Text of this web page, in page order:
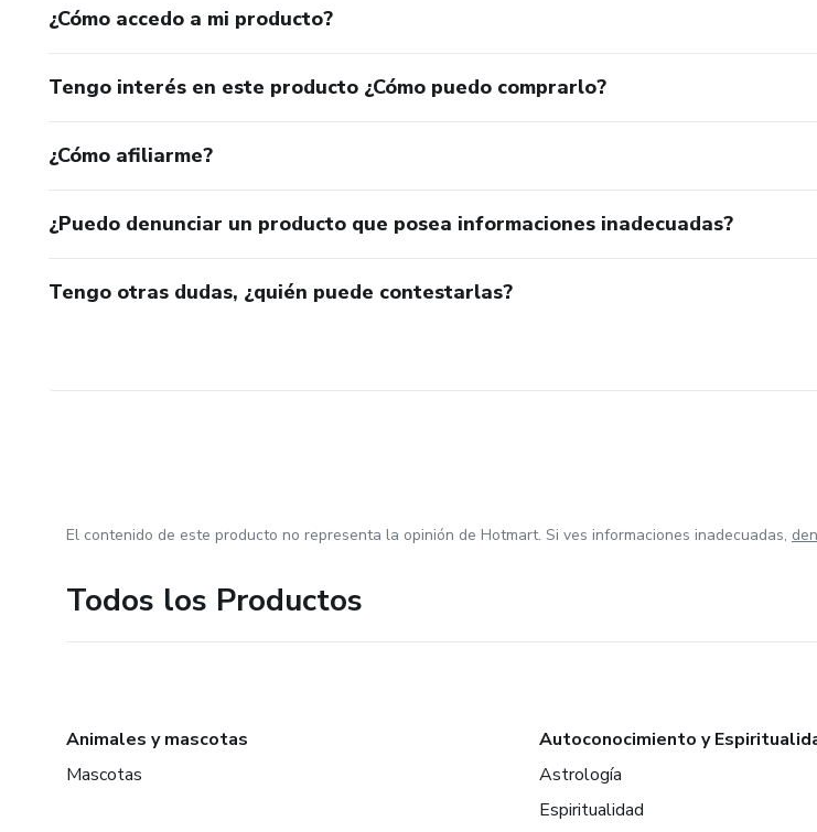
¿Cómo accedo a mi producto?
Tengo interés en este producto ¿Cómo puedo comprarlo?
¿Cómo afiliarme?
¿Puedo denunciar un producto que posea informaciones inadecuadas?
Tengo otras dudas, ¿quién puede contestarlas?
El contenido de este producto no representa la opinión de Hotmart. Si ves informaciones inadecuadas,
Todos los Productos
Animales y mascotas
Mascotas
Autoconocimiento y
Astrología
Espiritualidad